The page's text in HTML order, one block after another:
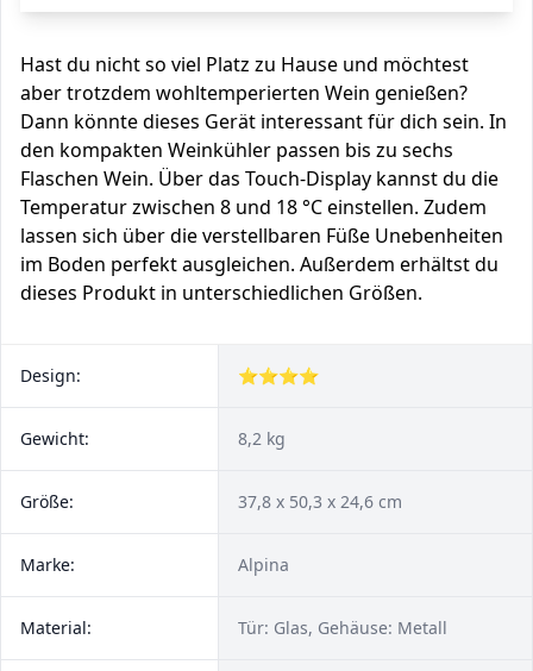
Hast du nicht so viel Platz zu Hause und möchtest
aber trotzdem wohltemperierten Wein genießen?
Dann könnte dieses Gerät interessant für dich sein. In
den kompakten Weinkühler passen bis zu sechs
Flaschen Wein. Über das Touch-Display kannst du die
Temperatur zwischen 8 und 18 °C einstellen. Zudem
lassen sich über die verstellbaren Füße Unebenheiten
im Boden perfekt ausgleichen. Außerdem erhältst du
dieses Produkt in unterschiedlichen Größen.
Design: ⭐⭐⭐⭐
Gewicht: 8,2 kg
Größe: 37,8 x 50,3 x 24,6 cm
Marke: Alpina
Material: Tür: Glas, Gehäuse: Metall